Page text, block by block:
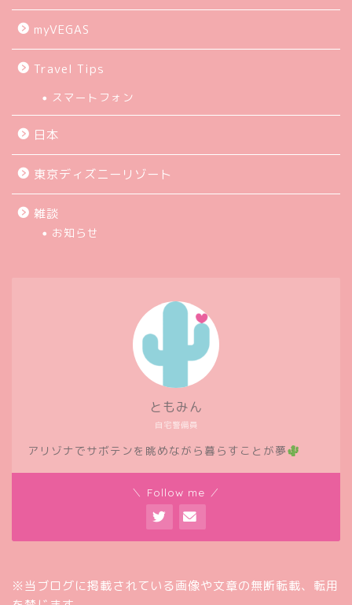
myVEGAS
Travel Tips
スマートフォン
日本
東京ディズニーリゾート
雑談
お知らせ
自宅警備員
ともみん
アリゾナでサボテンを眺めながら暮らすことが夢
＼ Follow me ／
※当ブログに掲載されている画像や文章の無断転載、転用